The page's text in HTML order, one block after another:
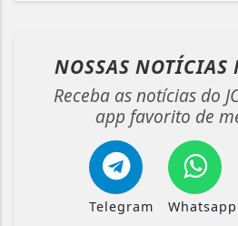
NOSSAS NOTÍCIAS
Receba as notícias do
app favorito de
Telegram Whatsapp